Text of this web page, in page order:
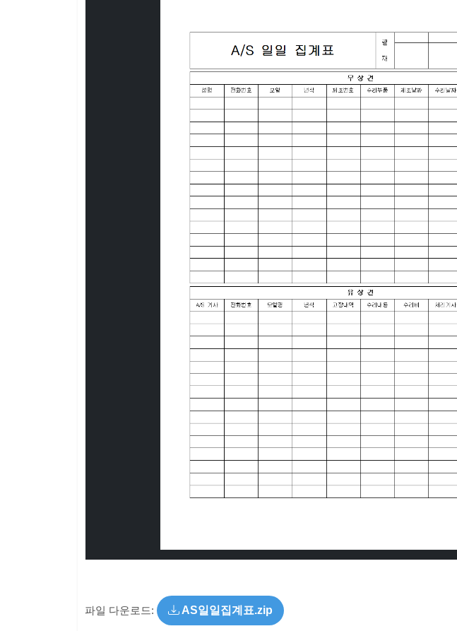
파일 다운로드: AS일일집계표.zip